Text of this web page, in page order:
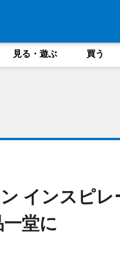
見る・遊ぶ 買う
インスピレ
堂に